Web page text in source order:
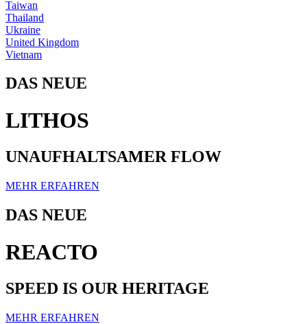
Taiwan
Thailand
Ukraine
United Kingdom
Vietnam
DAS NEUE
LITHOS
UNAUFHALTSAMER FLOW
MEHR ERFAHREN
DAS NEUE
REACTO
SPEED IS OUR HERITAGE
MEHR ERFAHREN